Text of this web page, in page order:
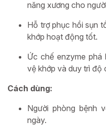
năng xương cho
Hỗ trợ phục hồi sụn
khớp hoạt động tốt.
Ức chế enzyme
vệ khớp và duy trì độ
Cách dùng:
Người phòng bệnh
ngày.